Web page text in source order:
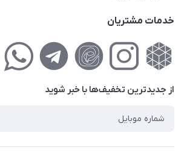
کوچه گلریز 4 غربی ، پلاک 13
حساب کاربری
لیست محصولات
خدمات مشتریان
راهنمای‌خرید‌آنلاین
حریم خصوصی
فروش‌اقساطی
از جدید‌ترین تخفیف‌ها با‌ خبر شوید